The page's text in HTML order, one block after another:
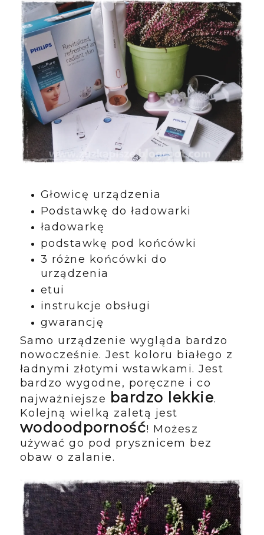
Głowicę urządzenia
Podstawkę do ładowarki
ładowarkę
podstawkę pod końcówki
3 różne końcówki do
urządzenia
etui
instrukcje obsługi
gwarancję
Samo urządzenie wygląda bardzo
nowocześnie. Jest koloru białego z
ładnymi złotymi wstawkami. Jest
bardzo wygodne, poręczne i co
najważniejsze bardzo lekkie.
Kolejną wielką zaletą jest
wodoodporność! Możesz
używać go pod prysznicem bez
obaw o zalanie.